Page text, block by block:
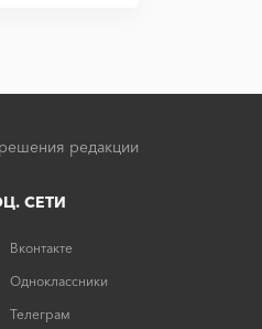
редакции
СЕТИ
Вконтакте
Одноклассники
Телеграм